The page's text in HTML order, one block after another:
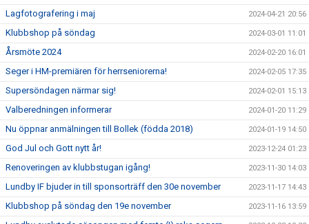
Lagfotografering i maj 2024-04-21 20:56
Klubbshop på söndag 2024-03-01 11:01
Årsmöte 2024 2024-02-20 16:01
Seger i HM-premiären för herrseniorerna! 2024-02-05 17:35
Supersöndagen närmar sig! 2024-02-01 15:13
Valberedningen informerar 2024-01-20 11:29
Nu öppnar anmälningen till Bollek (födda 2018) 2024-01-19 14:50
God Jul och Gott nytt år! 2023-12-24 01:23
Renoveringen av klubbstugan igång! 2023-11-30 14:03
Lundby IF bjuder in till sponsorträff den 30e november 2023-11-17 14:43
Klubbshop på söndag den 19e november 2023-11-16 13:59